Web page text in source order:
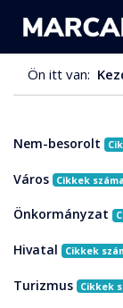
Ön itt van:
Nem-besorolt
Város Cikkek
Önkormányzat
Hivatal Cikkek
Turizmus Cikkek